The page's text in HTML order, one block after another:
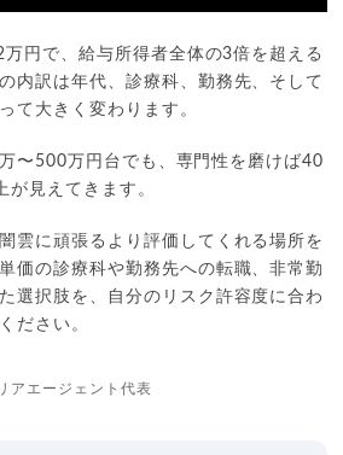
円で、給与所得者全体の3倍を超える
内訳は年代、診療科、勤務先、そして
て大きく変わります。
〜500万円台でも、専門性を磨けば40
見えてきます。
雲に頑張るより評価してくれる場所を
価の診療科や勤務先への転職、非常勤
選択肢を、自分のリスク許容度に合わ
ださい。
アエージェント代表